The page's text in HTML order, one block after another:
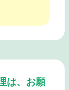
は、お願